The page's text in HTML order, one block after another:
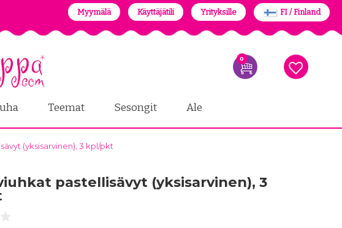
Myymälä Käyttäjätili Yrityksille FI / Finland
0
Teemat Sesongit Ale
(yksisarvinen), 3 kpl/pkt
pastellisävyt (yksisarvinen), 3